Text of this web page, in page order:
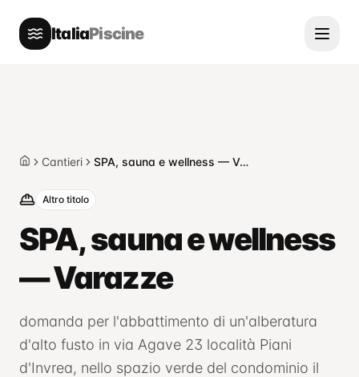
ItaliaPiscine
HomeCantieri SPA, sauna e wellness — Varazze
Altro titolo
SPA, sauna e wellness
— Varazze
domanda per l'abbattimento di un'alberatura
d'alto fusto in via Agave 23 località Piani
d'Invrea, nello spazio verde del condominio il